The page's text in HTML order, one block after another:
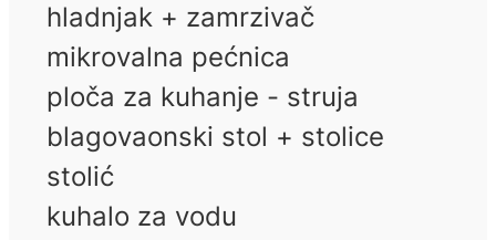
hladnjak + zamrzivač
mikrovalna pećnica
ploča za kuhanje - struja
blagovaonski stol + stolice
stolić
kuhalo za vodu